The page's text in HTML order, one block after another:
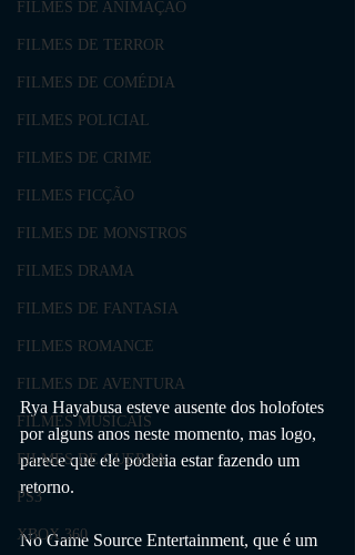
FILMES DE ANIMAÇÃO
FILMES DE TERROR
FILMES DE COMÉDIA
FILMES POLICIAL
FILMES DE CRIME
FILMES FICÇÃO
FILMES DE MONSTROS
FILMES DRAMA
FILMES DE FANTASIA
FILMES ROMANCE
FILMES DE AVENTURA
FILMES MUSICAIS
FILMES DE GUERRA
PS3
XBOX 360
Rya Hayabusa esteve ausente dos holofotes
por alguns anos neste momento, mas logo,
parece que ele poderia estar fazendo um
retorno.
No Game Source Entertainment, que é um